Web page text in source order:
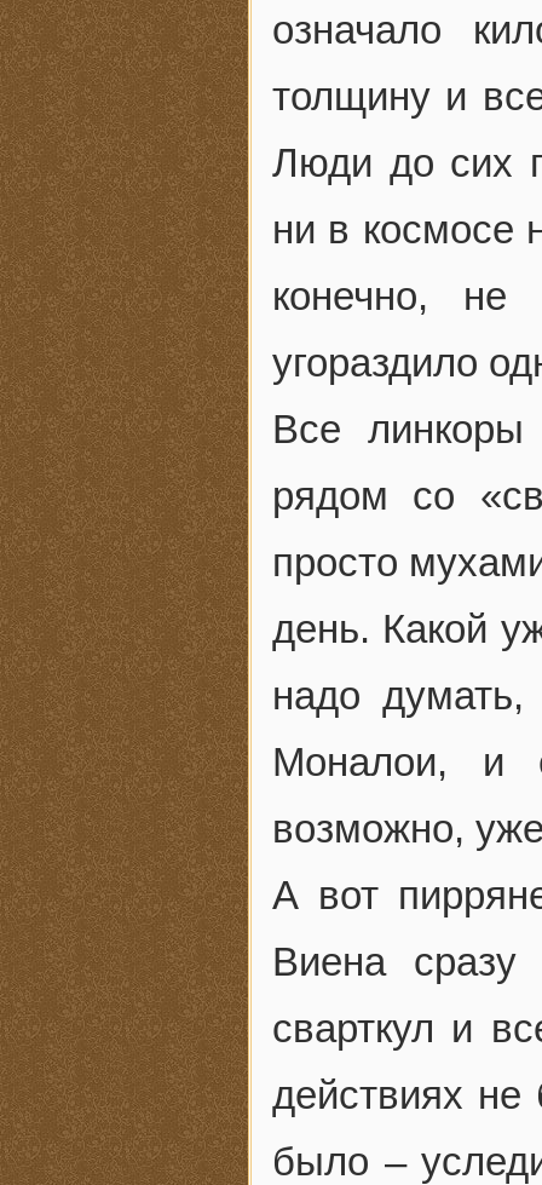
означало
толщину и
Люди до сих
ни в космосе
конечно, не
угораздило
Все
рядом со
просто
день. Какой
надо
Моналои, и
возможно,
А вот
Виена сразу
сварткул и
действиях не
было –